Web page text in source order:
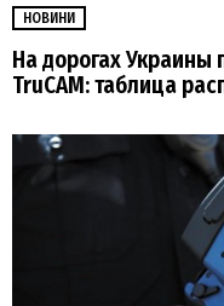
НОВИНИ
На дорогах Украины
TruCAM: таблица